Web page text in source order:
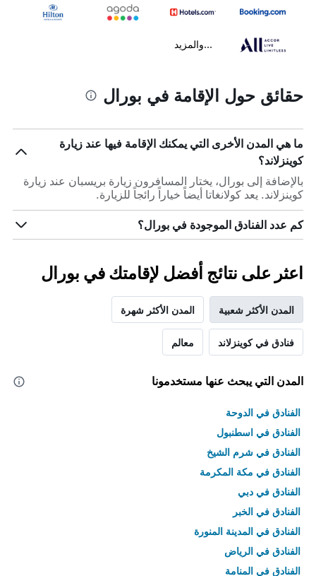
...والمزيد
حقائق حول الإقامة في بورال
ما هي المدن الأخرى التي يمكنك الإقامة فيها عند زيارة
كوينزلاند؟
بالإضافة إلى بورال، يختار المسافرون زيارة بريسبان عند زيارة
كوينزلاند. يعد كولانغاتا أيضاً خياراً رائجاً للزيارة.
كم عدد الفنادق الموجودة في بورال؟
اعثر على نتائج أفضل لإقامتك في بورال
المدن الأكثر شعبية المدن الأكثر شهرة
فنادق في كوينزلاند معالم
المدن التي يبحث عنها مستخدمونا
الفنادق في الدوحة
الفنادق في اسطنبول
الفنادق في شرم الشيخ
الفنادق في مكة المكرمة
الفنادق في دبي
الفنادق في الخبر
الفنادق في المدينة المنورة
الفنادق في الرياض
الفنادق في المنامة